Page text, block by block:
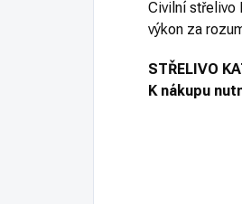
Civilní střelivo
výkon za
STŘELIVO
K nákupu